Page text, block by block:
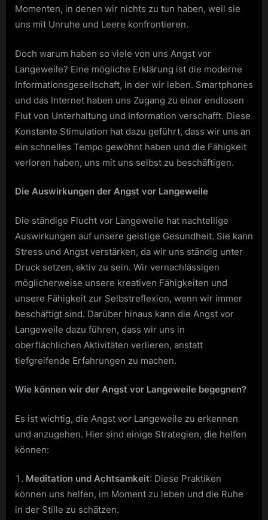
Momenten, in denen wir nichts zu tun haben, weil sie
uns mit Unruhe und Leere konfrontieren.
Doch warum haben so viele von uns Angst vor
Langeweile? Eine mögliche Erklärung ist die moderne
Informationsgesellschaft, in der wir leben. Smartphones
und das Internet haben uns Zugang zu einer endlosen
Flut von Unterhaltung und Information verschafft. Diese
Konstante Stimulation hat dazu geführt, dass wir uns an
ein schnelles Tempo gewöhnt haben und die Fähigkeit
verloren haben, uns mit uns selbst zu beschäftigen.
Die Auswirkungen der Angst vor Langeweile
Die ständige Flucht vor Langeweile hat nachteilige
Auswirkungen auf unsere geistige Gesundheit. Sie kann
Stress und Angst verstärken, da wir uns ständig unter
Druck setzen, aktiv zu sein. Wir vernachlässigen
möglicherweise unsere kreativen Fähigkeiten und
unsere Fähigkeit zur Selbstreflexion, wenn wir immer
beschäftigt sind. Darüber hinaus kann die Angst vor
Langeweile dazu führen, dass wir uns in
oberflächlichen Aktivitäten verlieren, anstatt
tiefgreifende Erfahrungen zu machen.
Wie können wir der Angst vor Langeweile begegnen?
Es ist wichtig, die Angst vor Langeweile zu erkennen
und anzugehen. Hier sind einige Strategien, die helfen
können:
Meditation und Achtsamkeit: Diese Praktiken
können uns helfen, im Moment zu leben und die Ruhe
in der Stille zu schätzen.